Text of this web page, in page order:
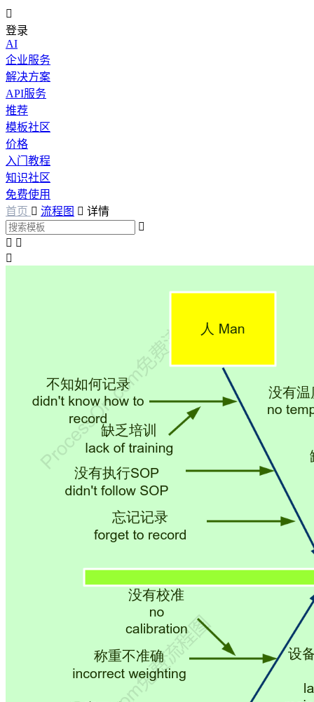

登录
AI
企业服务
解决方案
API服务
推荐
模板社区
价格
入门教程
知识社区
免费使用
首页  流程图  详情

 
